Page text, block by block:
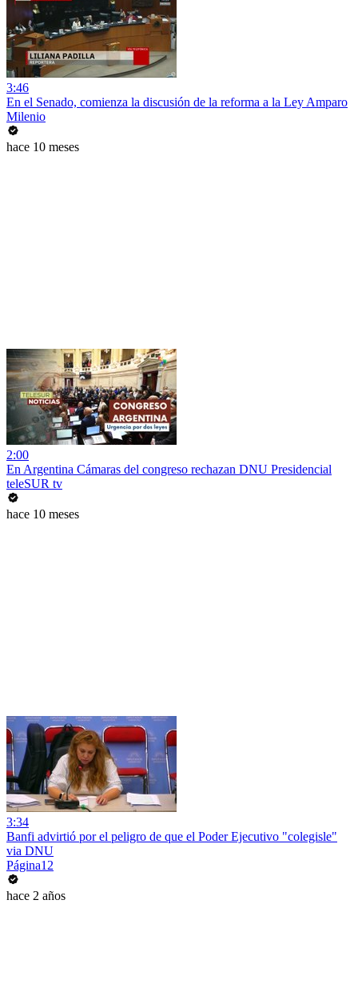
3:46
En el Senado, comienza la discusión de la reforma a la Ley Amparo
Milenio
hace 10 meses
2:00
En Argentina Cámaras del congreso rechazan DNU Presidencial
teleSUR tv
hace 10 meses
3:34
Banfi advirtió por el peligro de que el Poder Ejecutivo "colegisle"
via DNU
Página12
hace 2 años